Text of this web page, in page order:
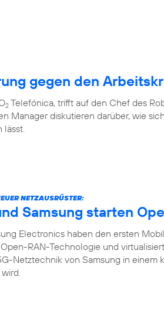
gegen den
2 Telefónica, trifft auf den Chef des
Manager diskutieren darüber, wie
NETZAUSRÜSTER:
Samsung starten
Electronics haben den ersten
RAN-Technologie und
Netztechnik von Samsung in einem